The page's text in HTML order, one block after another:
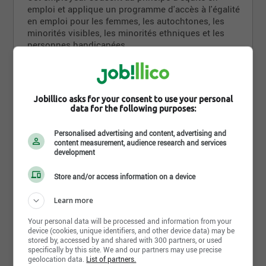
Sens de l'organisation, fiabilité et esprit
d'équipe;
Une personne qui recherche
un emploi stable et
Une personne motivée à apprendre dans un
environnement dynamique.
Ce que nous offrons :
Emploi permanent, temps plein (40 h/semaine,
du lundi au vendredi);
Salaire compétif dans le marché;
Possibilité d'assurances collectives et
cottisation au REER;
Environnement dynamique et positif;
Clients variés, travail sans routine;
Possibilité de croissance au sein de
emploi et applique un programme d'accès à l'égalité
en emploi pour les femmes, les autochtones, les
minorités visibles, les minorités ethniques et les
personnes handicapées
Exigences
Niveau d'études
non déterminé
Diplôme
non déterminé
3-5 années
Langues écrites
Jobillico asks for your consent to use your personal
data for the following purposes:
Personalised advertising and content, advertising and
content measurement, audience research and services
development
Store and/or access information on a device
Learn more
Your personal data will be processed and information from your
device (cookies, unique identifiers, and other device data) may be
stored by, accessed by and shared with 300 partners, or used
specifically by this site. We and our partners may use precise
geolocation data. List of partners.